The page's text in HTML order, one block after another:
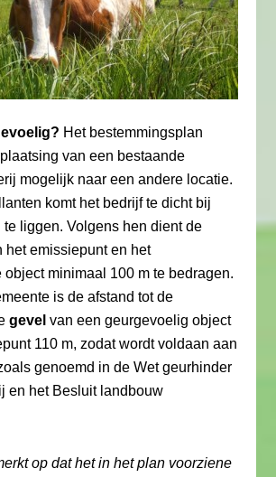
Het bestemmingsplan
van een bestaande
mogelijk naar een andere locatie.
komt het bedrijf te dicht bij
te liggen. Volgens hen dient de
het emissiepunt en het
minimaal 100 m te bedragen.
is de afstand tot de
gevel van een geurgevoelig object
110 m, zodat wordt voldaan aan
genoemd in de Wet geurhinder
en het Besluit landbouw
op dat het in het plan voorziene